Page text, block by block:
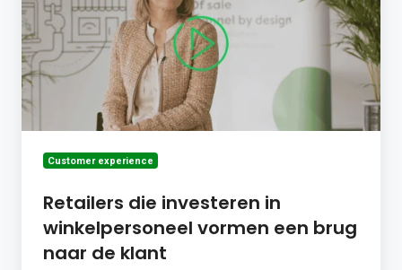
in
winkelpersoneel
vormen
een
brug
naar
Customer experience
Retailers die investeren in
winkelpersoneel vormen een brug
naar de klant